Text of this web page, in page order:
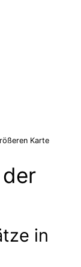
Karte
in